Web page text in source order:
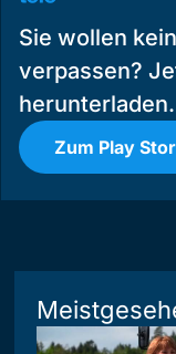
Sie wollen
verpassen?
herunterladen.
Zum Play